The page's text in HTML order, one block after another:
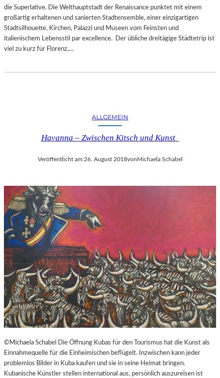
die Superlative. Die Welthauptstadt der Renaissance punktet mit einem
großartig erhaltenen und sanierten Stadtensemble, einer einzigartigen
Stadtsilhouette, Kirchen, Palazzi und Museen vom Feinsten und
italienischem Lebensstil par excellence. Der übliche dreitägige Städtetrip ist
viel zu kurz für Florenz,…
ALLGEMEIN
Havanna – Zwischen Kitsch und Kunst
Veröffentlicht am:26. August 2018vonMichaela Schabel
©Michaela Schabel Die Öffnung Kubas für den Tourismus hat die Kunst als
Einnahmequelle für die Einheimischen beflügelt. Inzwischen kann jeder
problemlos Bilder in Kuba kaufen und sie in seine Heimat bringen.
Kubanische Künstler stellen international aus, persönlich auszureisen ist